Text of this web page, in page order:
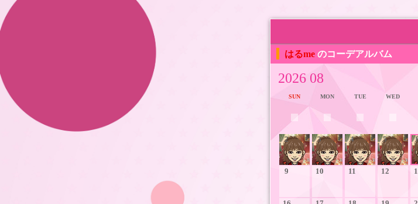
はるme のコーデアルバム
2026 08
SUN MON TUE WED
2 3 4 5
9 10 11 12